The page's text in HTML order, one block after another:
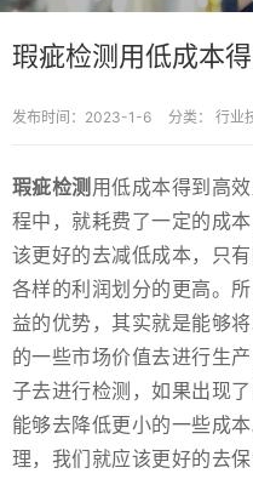
瑕疵检测用低成本
发布时间：2023-1-6 分类： 行业
瑕疵检测 用低成本得到高
程中，就耗费了一定的成
该更好的去减低成本，只
各样的利润划分的更高。
益的优势，其实就是能够
的一些市场价值去进行生
子去进行检测，如果出现
能够去降低更小的一些成
理，我们就应该更好的去